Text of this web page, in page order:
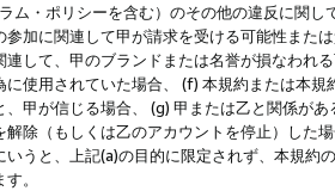
ム・ポリシーを含む）のその他の違反に関
参加に関連して甲が請求を受ける可能性また
連して、甲のブランドまたは名誉が損なわれ
に使用されていた場合、 (f) 本規約または本
、甲が信じる場合、 (g) 甲または乙と関係が
除（もしくは乙のアカウントを停止）した
いうと、上記(a)の目的に限定されず、本規
。